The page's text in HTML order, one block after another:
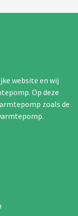
website en wij
Op deze
zoals de